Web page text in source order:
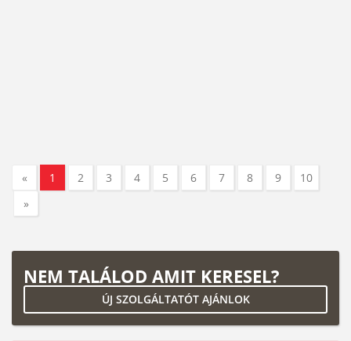
« 1 2 3 4 5 6 7 8 9
10
»
NEM TALÁLOD AMIT KERESEL?
ÚJ SZOLGÁLTATÓT AJÁNLOK